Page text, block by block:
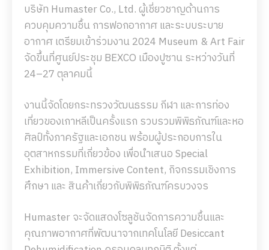
บริษัท Humaster Co., Ltd. ผู้เชี่ยวชาญด้านการ
ควบคุมความชื้น การฟอกอากาศ และระบบระบาย
อากาศ เตรียมเข้าร่วมงาน 2024 Museum & Art Fair
จัดขึ้นที่ศูนย์ประชุม BEXCO เมืองปูซาน ระหว่างวันที่
24–27 ตุลาคมนี้
งานนี้จัดโดยกระทรวงวัฒนธรรม กีฬา และการท่อง
เที่ยวของเกาหลีเป็นครั้งแรก รวบรวมพิพิธภัณฑ์และหอ
ศิลป์ทั้งภาครัฐและเอกชน พร้อมผู้ประกอบการใน
อุตสาหกรรมที่เกี่ยวข้อง เพื่อนำเสนอ Special
Exhibition, Immersive Content, กิจกรรมเชิงการ
ศึกษา และ สินค้าเกี่ยวกับพิพิธภัณฑ์ครบวงจร
Humaster จะจัดแสดงโซลูชันจัดการความชื้นและ
คุณภาพอากาศที่พัฒนาจากเทคโนโลยี Desiccant